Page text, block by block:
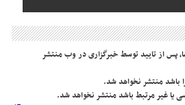
پس از تایید توسط خبرگزاری در وب منتشر
باشد منتشر نخواهد شد.
یا غیر مرتبط باشد منتشر نخواهد شد.